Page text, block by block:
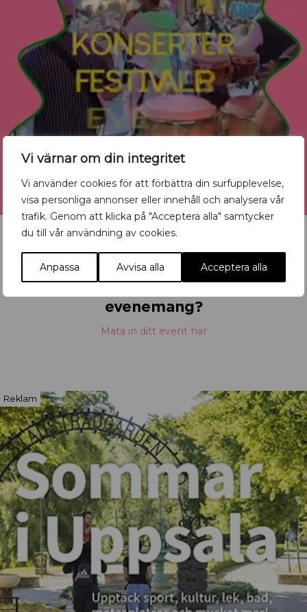
Vi värnar om din integritet
Vi använder cookies för att förbättra din surfupplevelse,
visa personliga annonser eller innehåll och analysera vår
trafik. Genom att klicka på "Acceptera alla" samtycker
du till vår användning av cookies.
Anpassa Avvisa alla Acceptera alla
Vill du synas med ditt
evenemang?
Mata in ditt event här
Reklam